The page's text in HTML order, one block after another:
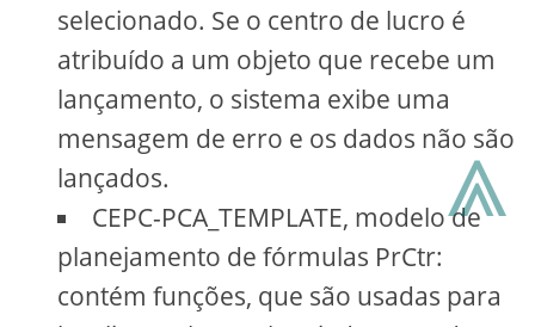
selecionado. Se o centro de lucro é
atribuído a um objeto que recebe um
lançamento, o sistema exibe uma
mensagem de erro e os dados não são
lançados.
CEPC-PCA_TEMPLATE, modelo de
planejamento de fórmulas PrCtr:
contém funções, que são usadas para
⩓